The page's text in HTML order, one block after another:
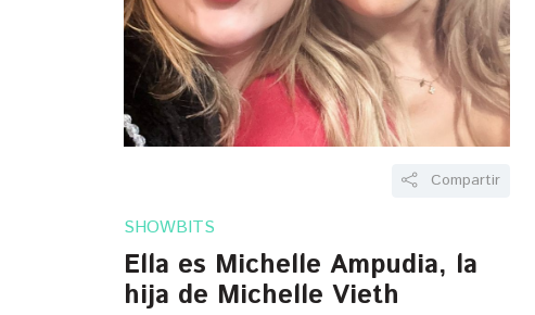
Compartir
SHOWBITS
Ella es Michelle Ampudia, la
hija de Michelle Vieth